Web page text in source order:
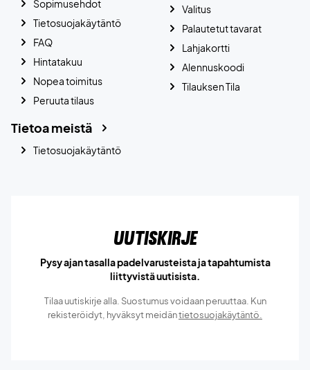
Sopimusehdot
Tietosuojakäytäntö
FAQ
Hintatakuu
Nopea toimitus
Peruuta tilaus
Valitus
Palautetut tavarat
Lahjakortti
Alennuskoodi
Tilauksen Tila
Tietoa meistä
Tietosuojakäytäntö
Uutiskirje
Pysy ajan tasalla padelvarusteista ja tapahtumista
liittyvistä uutisista.
Tilaa uutiskirje alla. Suostumus voidaan peruuttaa. Kun
rekisteröidyt, hyväksyt meidäntietosuojakäytäntö.